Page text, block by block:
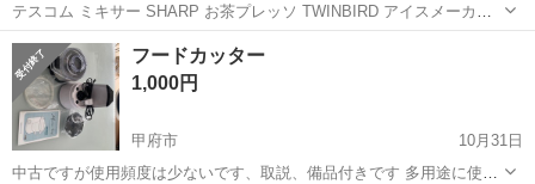
テスコム ミキサー SHARP お茶プレッソ TWINBIRD アイスメーカー
ユーパ ハンドミキサー ドウシシャ 電動かき氷機 味変なべ(未使用新
品) まとめて引き取ってくださるかた限定でお願いします。 購入後は
不要なも...
山梨 甲斐市 塩崎駅 キッチン家電
フードカッター
1,000円
甲府市
10月31日
中古ですが使用頻度は少ないです、取説、備品付きです 多用途に使用